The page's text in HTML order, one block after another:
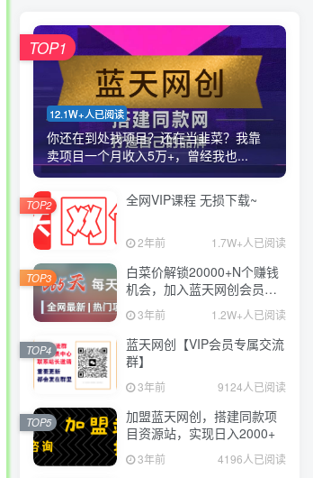
12.1W+人已阅读
你还在到处找项目？还在当韭菜？我靠
卖项目一个月收入5万+，曾经我也...
TOP1
全网VIP课程 无损下载~
2年前 1.7W+人已阅读
TOP2
白菜价解锁20000+N个赚钱
机会，加入蓝天网创会员，
全站资源免费学习。
3年前 1.2W+人已阅读
TOP3
蓝天网创【VIP会员专属交流
群】
3年前 9124人已阅读
TOP4
加盟蓝天网创，搭建同款项
目资源站，实现日入2000+
3年前 4196人已阅读
TOP5